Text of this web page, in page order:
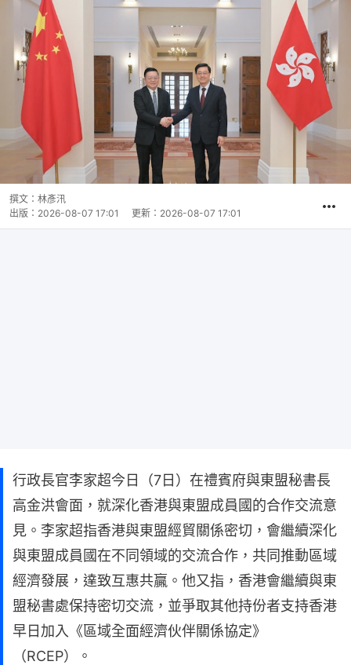
撰文： 林彥汛
出版： 2026-08-07 17:01 更新： 2026-08-07 17:01
行政長官李家超今日（7日）在禮賓府與東盟秘書長
高金洪會面，就深化香港與東盟成員國的合作交流意
見。李家超指香港與東盟經貿關係密切，會繼續深化
與東盟成員國在不同領域的交流合作，共同推動區域
經濟發展，達致互惠共贏。他又指，香港會繼續與東
盟秘書處保持密切交流，並爭取其他持份者支持香港
早日加入《區域全面經濟伙伴關係協定》
（RCEP）。